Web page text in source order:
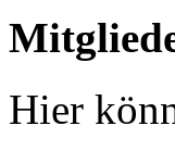
Hier